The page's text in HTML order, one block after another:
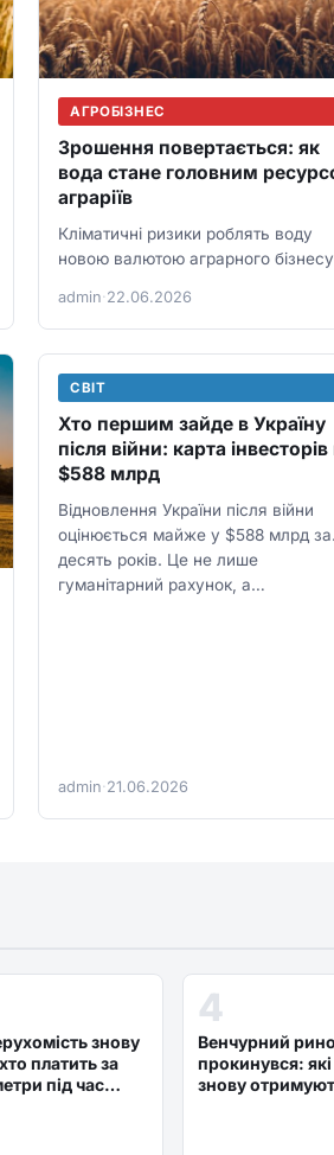
АГРОБІЗНЕС
Зрошення повертається: як
вода стане головним
аграріїв
Кліматичні ризики роблять воду
новою валютою аграрного
планувати урожай і сівозміну;…
admin·22.06.2026
СВІТ
Хто першим зайде в Україну
після війни: карта інвесторів
$588 млрд
Відновлення України після війни
оцінюється майже у $588 млрд за
десять років. Це не лише
гуманітарний рахунок, а…
admin·21.06.2026
знову
платить за
під час
4
Венчурний
прокинувся:
знову